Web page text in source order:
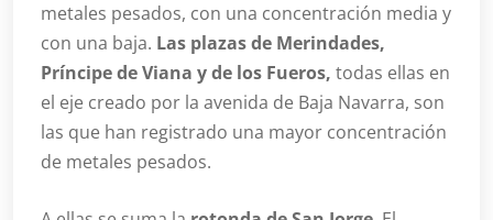
metales pesados, con una concentración media y
con una baja. Las plazas de Merindades,
Príncipe de Viana y de los Fueros, todas ellas en
el eje creado por la avenida de Baja Navarra, son
las que han registrado una mayor concentración
de metales pesados.